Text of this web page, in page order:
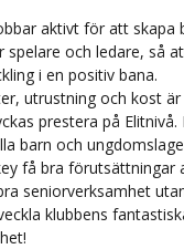
aktivt för att skapa
och ledare, så
i en positiv bana.
utrustning och kost
prestera på Elitnivå.
barn och
få bra förutsättningar
seniorverksamhet
klubbens